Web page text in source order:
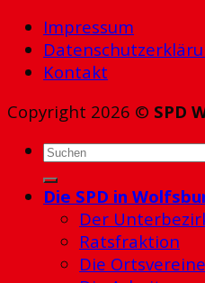
Impressum
Kontakt
Copyright 2026 © SPD
Die SPD in
Der
Ratsfraktion
Die Ortsvereine